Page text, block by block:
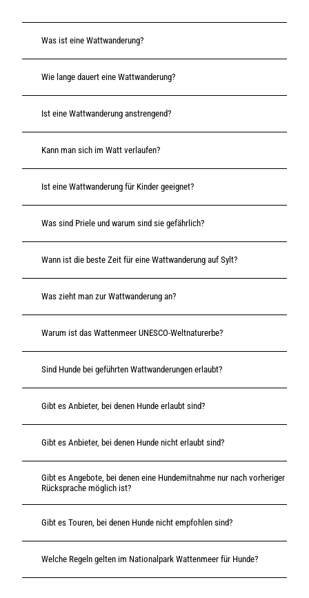
e
I
s
l
l
e
Was ist eine Wattwanderung?
Wie lange dauert eine Wattwanderung?
Ist eine Wattwanderung anstrengend?
Kann man sich im Watt verlaufen?
Ist eine Wattwanderung für Kinder geeignet?
Was sind Priele und warum sind sie gefährlich?
Wann ist die beste Zeit für eine Wattwanderung auf Sylt?
Was zieht man zur Wattwanderung an?
Warum ist das Wattenmeer UNESCO-Weltnaturerbe?
Sind Hunde bei geführten Wattwanderungen erlaubt?
Gibt es Anbieter, bei denen Hunde erlaubt sind?
Gibt es Anbieter, bei denen Hunde nicht erlaubt sind?
Gibt es Angebote, bei denen eine Hundemitnahme nur nach vorheriger
Rücksprache möglich ist?
Gibt es Touren, bei denen Hunde nicht empfohlen sind?
Welche Regeln gelten im Nationalpark Wattenmeer für Hunde?